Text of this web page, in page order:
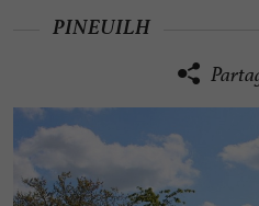
PINEUILH